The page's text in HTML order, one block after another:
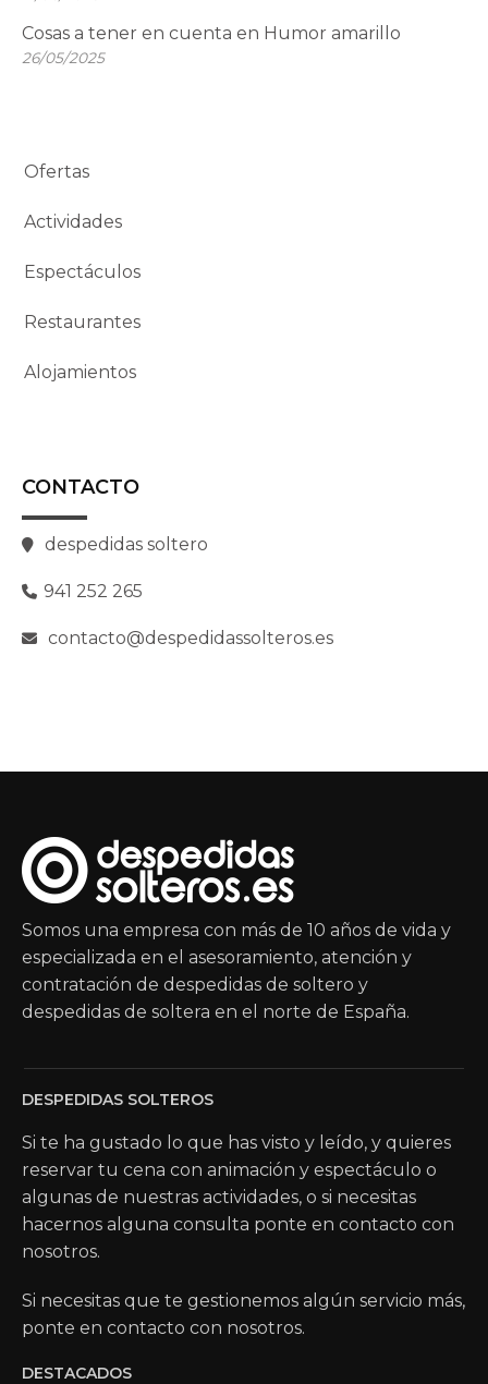
Cosas a tener en cuenta en Humor amarillo
26/05/2025
Ofertas
Actividades
Espectáculos
Restaurantes
Alojamientos
CONTACTO
despedidas soltero
941 252 265
contacto@despedidassolteros.es
Somos una empresa con más de 10 años de vida y
especializada en el asesoramiento, atención y
contratación de despedidas de soltero y
despedidas de soltera en el norte de España.
DESPEDIDAS SOLTEROS
Si te ha gustado lo que has visto y leído, y quieres
reservar tu cena con animación y espectáculo o
algunas de nuestras actividades, o si necesitas
hacernos alguna consulta ponte en contacto con
nosotros.
Si necesitas que te gestionemos algún servicio más,
ponte en contacto con nosotros.
DESTACADOS